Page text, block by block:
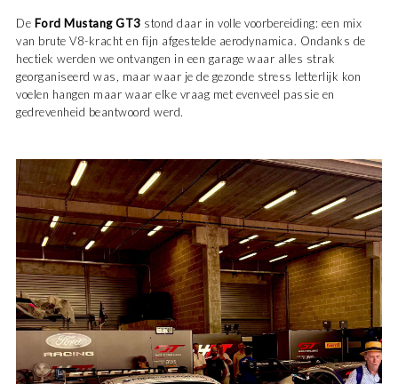
De Ford Mustang GT3 stond daar in volle voorbereiding: een mix
van brute V8-kracht en fijn afgestelde aerodynamica. Ondanks de
hectiek werden we ontvangen in een garage waar alles strak
georganiseerd was, maar waar je de gezonde stress letterlijk kon
voelen hangen maar waar elke vraag met evenveel passie en
gedrevenheid beantwoord werd.